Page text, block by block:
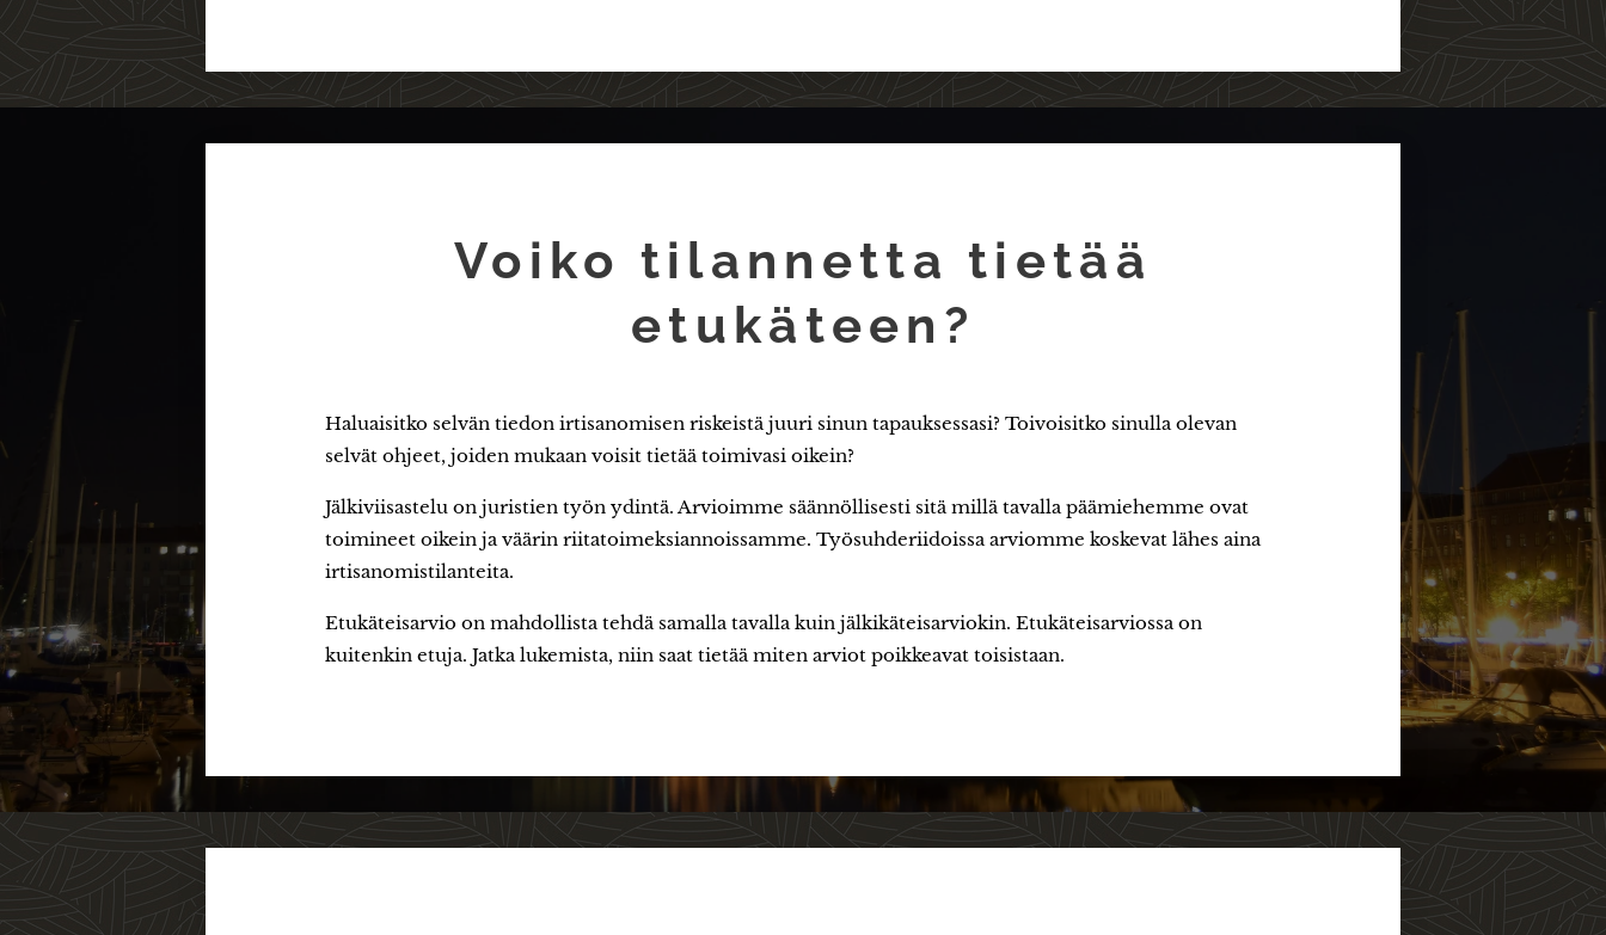
Voiko tilannetta tietää
etukäteen?
Haluaisitko selvän tiedon irtisanomisen riskeistä juuri sinun tapauksessasi? Toivoisitko sinulla olevan
selvät ohjeet, joiden mukaan voisit tietää toimivasi oikein?
Jälkiviisastelu on juristien työn ydintä. Arvioimme säännöllisesti sitä millä tavalla päämiehemme ovat
toimineet oikein ja väärin riitatoimeksiannoissamme. Työsuhderiidoissa arviomme koskevat lähes aina
irtisanomistilanteita.
Etukäteisarvio on mahdollista tehdä samalla tavalla kuin jälkikäteisarviokin. Etukäteisarviossa on
kuitenkin etuja. Jatka lukemista, niin saat tietää miten arviot poikkeavat toisistaan.